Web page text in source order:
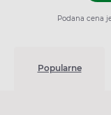
Podana cena
Popularne